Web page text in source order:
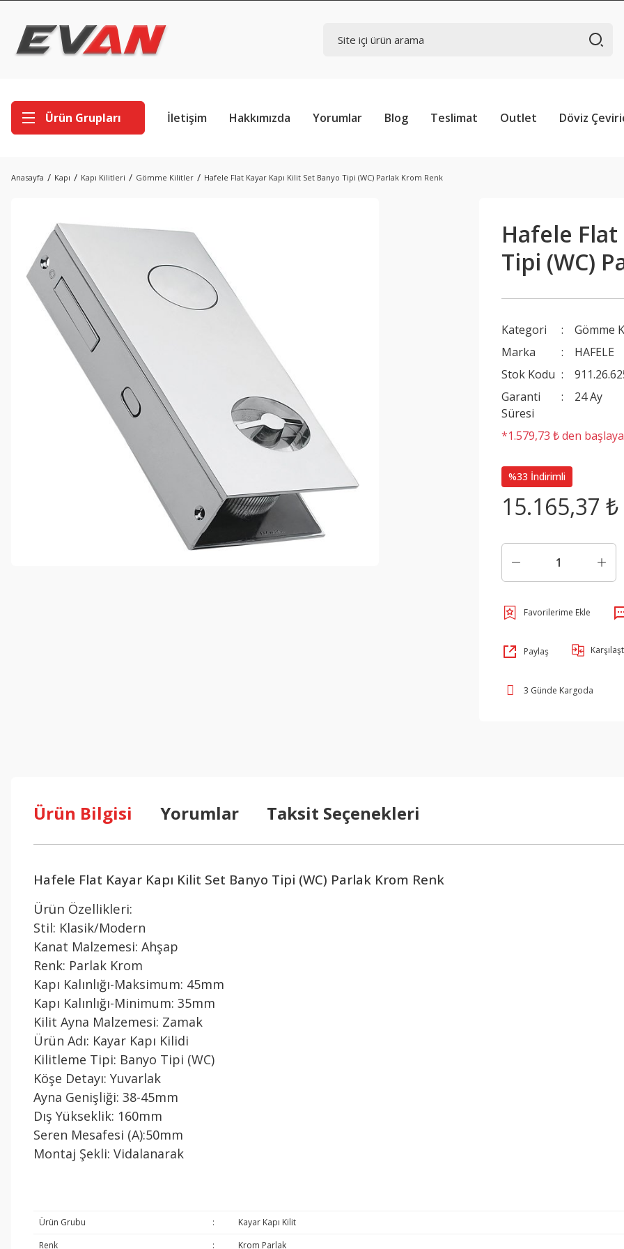
Ürün Grupları İletişim Hakkımızda Yorumlar Blog Teslimat Outlet Döviz
Anasayfa Kapı Kapı Kilitleri Gömme Kilitler Hafele Flat Kayar Kapı Kilit Set Banyo Tipi (WC) Parlak Krom Renk
Hafele Flat
Tipi (WC)
Kategori
Gömme
Marka
HAFELE
Stok Kodu
Garanti
Süresi
24 Ay
*1.579,73 ₺ den
%33 İndirimli
15.165,37 ₺
Paylaş
3 Günde Kargoda
Ürün Bilgisi Yorumlar Taksit Seçenekleri
Hafele Flat Kayar Kapı Kilit Set Banyo Tipi (WC) Parlak Krom Renk
Ürün Özellikleri:
Stil: Klasik/Modern
Kanat Malzemesi: Ahşap
Renk: Parlak Krom
Kapı Kalınlığı-Maksimum: 45mm
Kapı Kalınlığı-Minimum: 35mm
Kilit Ayna Malzemesi: Zamak
Ürün Adı: Kayar Kapı Kilidi
Kilitleme Tipi: Banyo Tipi (WC)
Köşe Detayı: Yuvarlak
Ayna Genişliği: 38-45mm
Dış Yükseklik: 160mm
Seren Mesafesi (A):50mm
Montaj Şekli: Vidalanarak
Ürün Grubu :
Kayar Kapı Kilit
Renk
:
Krom Parlak